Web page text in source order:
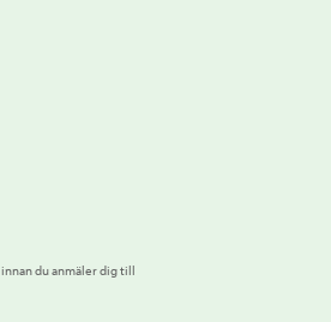
innan du anmäler dig till